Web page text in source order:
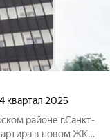
квартал 2025
районе г.Санкт-
в новом ЖК